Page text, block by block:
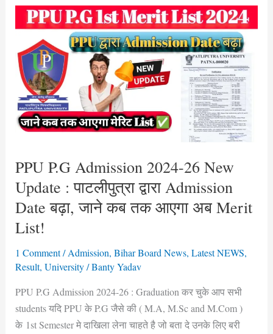
PPU P.G Admission 2024-26 New
Update : पाटलीपुत्रा द्वारा Admission
Date बढ़ा, जाने कब तक आएगा अब Merit
List!
1 Comment /Admission, Bihar Board News, Latest NEWS,
Result, University/Banty Yadav
PPU P.G Admission 2024-26 : Graduation कर चुके आप सभी
students यदि PPU के P.G जैसे की ( M.A, M.Sc and M.Com )
के 1st Semester मे दाखिला लेना चाहते है जो बता दे उनके लिए बरी
PPU
P.G
Admission
2024-
26
New
Update
द्वारा
Date
बढ़ा,
जाने
तक
अब
Merit
List!